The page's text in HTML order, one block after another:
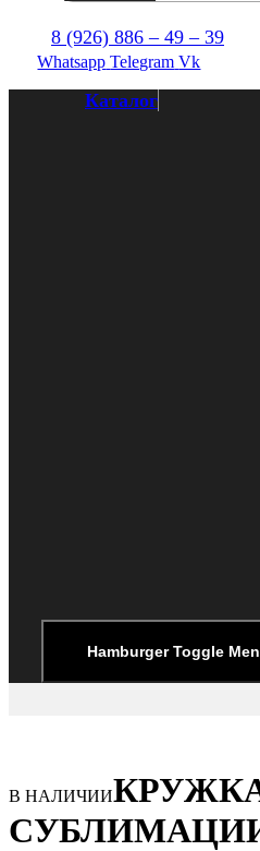
8 (926) 886 – 49 – 39
Whatsapp Telegram Vk
Каталог
Hamburger Toggle
В НАЛИЧИИ